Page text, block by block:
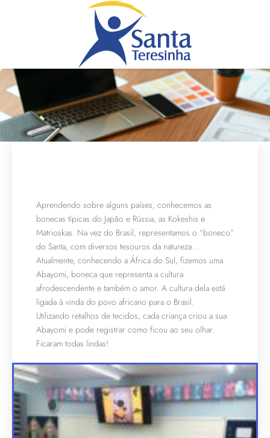
Aprendendo sobre alguns países, conhecemos as
bonecas típicas do Japão e Rússia, as Kokeshis e
Matrioskas. Na vez do Brasil, representamos o “boneco”
do Santa, com diversos tesouros da natureza…
Atualmente, conhecendo a África do Sul, fizemos uma
Abayomi, boneca que representa a cultura
afrodescendente e também o amor. A cultura dela está
ligada à vinda do povo africano para o Brasil.
Utilizando retalhos de tecidos, cada criança criou a sua
Abayomi e pode registrar como ficou ao seu olhar.
Ficaram todas lindas!